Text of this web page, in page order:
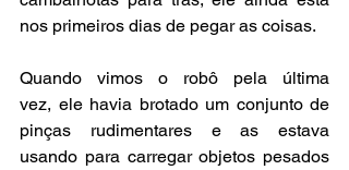
nos primeiros dias de pegar as coisas.
Quando vimos o robô pela última
vez, ele havia brotado um conjunto de
pinças rudimentares e as estava
usando para carregar objetos pesados